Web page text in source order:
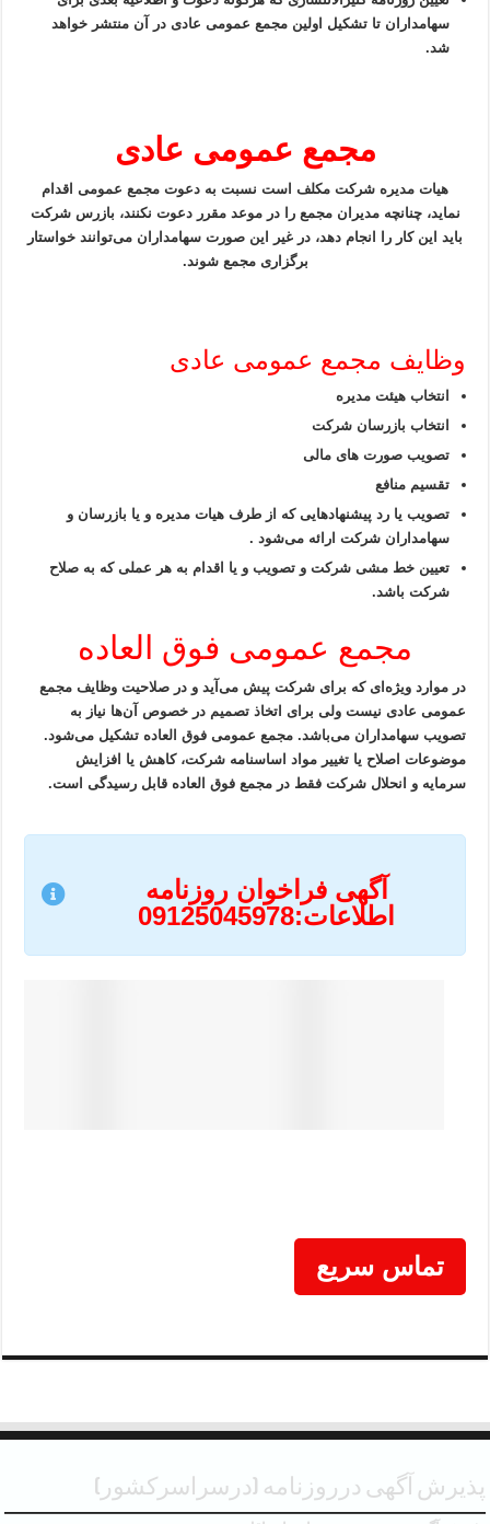
سهامداران تا تشکیل اولین مجمع عمومی عادی در آن منتشر خواهد
شد.
مجمع عمومی عادی
هیات مدیره شرکت مکلف است نسبت به دعوت مجمع عمومی اقدام
نماید، چنانچه مدیران مجمع را در موعد مقرر دعوت نکنند، بازرس شرکت
باید این کار را انجام دهد، در غیر این صورت سهامداران می‌توانند خواستار
برگزاری مجمع شوند.
وظایف مجمع عمومی عادی
انتخاب هیئت مدیره
انتخاب بازرسان شرکت
تصویب صورت های مالی
تقسیم منافع
تصویب یا رد پیشنهاد‌هایی که از طرف هیات مدیره و یا بازرسان و
سهامداران شرکت ارائه می‌شود .
تعیین خط مشی شرکت و تصویب و یا اقدام به هر عملی که به صلاح
شرکت باشد.
مجمع عمومی فوق العاده
در موارد ویژه‌ای که برای شرکت پیش می‌آید و در صلاحیت وظایف مجمع
عمومی عادی نیست ولی برای اتخاذ تصمیم در خصوص آن‌ها نیاز به
تصویب سهامداران می‌باشد. مجمع عمومی فوق العاده تشکیل می‌شود.
موضوعات اصلاح یا تغییر مواد اساسنامه شرکت، کاهش یا افزایش
سرمایه و انحلال شرکت فقط در مجمع فوق العاده قابل رسیدگی است.
آگهی فراخوان روزنامه
اطلاعات:09125045978
تماس سریع
پذیرش آگهی درروزنامه (درسراسرکشور)